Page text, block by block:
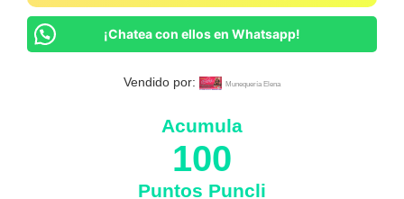
¡Chatea con ellos en Whatsapp!
Vendido por: Munequería Elena
Acumula
100
Puntos Puncli